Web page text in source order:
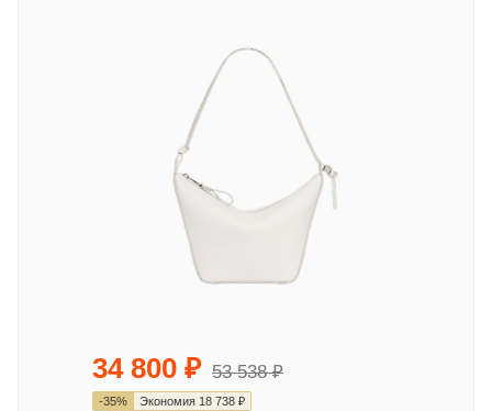
34 800 ₽ 53 538₽
-35% Экономия 18 738 ₽